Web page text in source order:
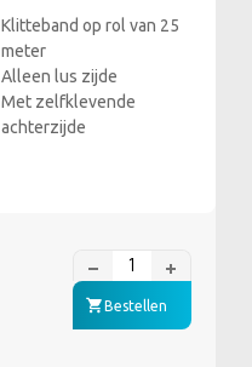
Klitteband op rol van 25
meter
Alleen lus zijde
Met zelfklevende
achterzijde
Bestellen